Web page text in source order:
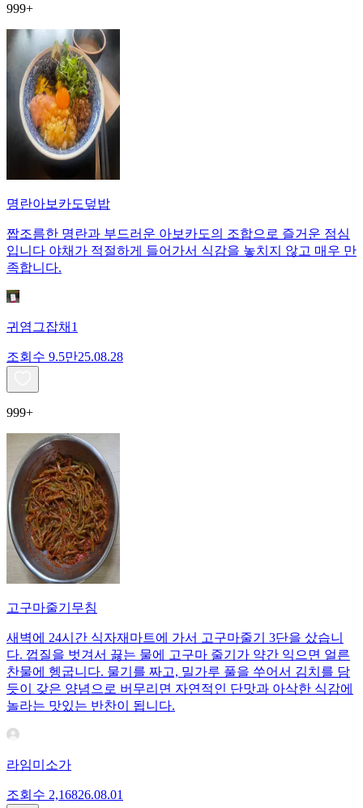
999+
명란아보카도덮밥
짭조름한 명란과 부드러운 아보카도의 조합으로 즐거운 점심
입니다 야채가 적절하게 들어가서 식감을 놓치지 않고 매우 만
족합니다.
귀염그잡채1
조회수 9.5만25.08.28
999+
고구마줄기무침
새벽에 24시간 식자재마트에 가서 고구마줄기 3단을 샀습니
다. 껍질을 벗겨서 끓는 물에 고구마 줄기가 약간 익으면 얼른
찬물에 헹굽니다. 물기를 짜고, 밀가루 풀을 쑤어서 김치를 담
듯이 갖은 양념으로 버무리면 자연적인 단맛과 아삭한 식감에
놀라는 맛있는 반찬이 됩니다.
라임미소가
조회수 2,16826.08.01